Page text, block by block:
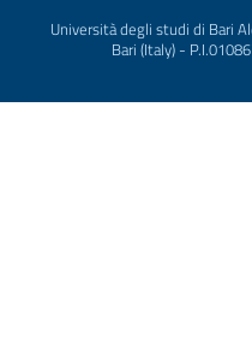
Università degli studi di Bari
Bari (Italy) -